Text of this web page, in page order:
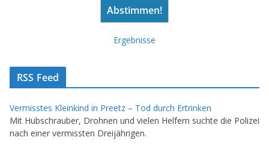
Ergebnisse
RSS Feed
Vermisstes Kleinkind in Preetz – Tod durch Ertrinken
Mit Hubschrauber, Drohnen und vielen Helfern suchte die Polizei
nach einer vermissten Dreijährigen.